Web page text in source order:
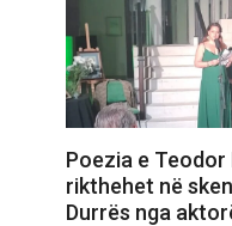
Poezia e Teodor
rikthehet në
Durrës nga